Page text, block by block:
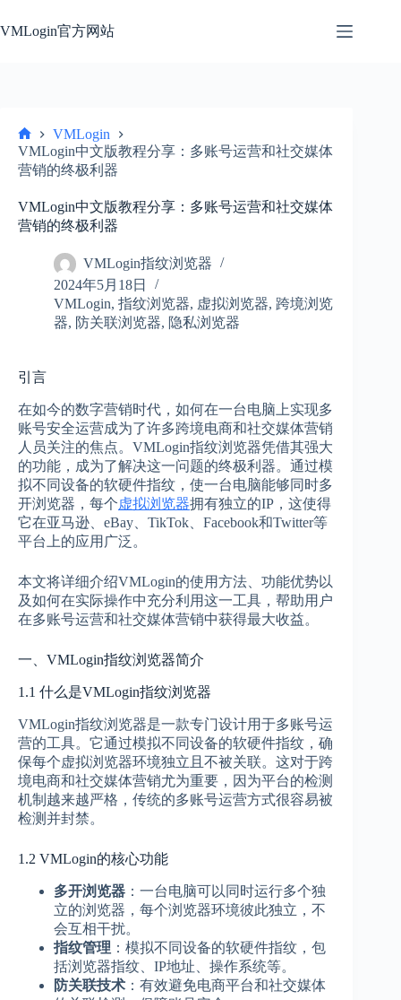
过
VMLogin官方网站
首
页
VMLogin
VMLogin中文版教程分享：多账号运营和社交媒体
营销的终极利器
VMLogin中文版教程分享：多账号运营和社交媒体
营销的终极利器
VMLogin指纹浏览器
2024年5月18日
VMLogin, 指纹浏览器, 虚拟浏览器, 跨境浏览
器, 防关联浏览器, 隐私浏览器
引言
在如今的数字营销时代，如何在一台电脑上实现多
账号安全运营成为了许多跨境电商和社交媒体营销
人员关注的焦点。VMLogin指纹浏览器凭借其强大
的功能，成为了解决这一问题的终极利器。通过模
拟不同设备的软硬件指纹，使一台电脑能够同时多
开浏览器，每个虚拟浏览器拥有独立的IP，这使得
它在亚马逊、eBay、TikTok、Facebook和Twitter等
平台上的应用广泛。
本文将详细介绍VMLogin的使用方法、功能优势以
及如何在实际操作中充分利用这一工具，帮助用户
在多账号运营和社交媒体营销中获得最大收益。
一、VMLogin指纹浏览器简介
1.1 什么是VMLogin指纹浏览器
VMLogin指纹浏览器是一款专门设计用于多账号运
营的工具。它通过模拟不同设备的软硬件指纹，确
保每个虚拟浏览器环境独立且不被关联。这对于跨
境电商和社交媒体营销尤为重要，因为平台的检测
机制越来越严格，传统的多账号运营方式很容易被
检测并封禁。
1.2 VMLogin的核心功能
多开浏览器 ：一台电脑可以同时运行多个独
立的浏览器，每个浏览器环境彼此独立，不
会互相干扰。
指纹管理 ：模拟不同设备的软硬件指纹，包
括浏览器指纹、IP地址、操作系统等。
防关联技术 ：有效避免电商平台和社交媒体